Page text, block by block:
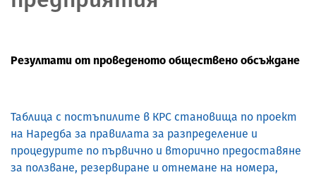
Резултати от проведеното обществено обсъждане
Таблица с постъпилите в КРС становища по проект
на Наредба за правилата за разпределение и
процедурите по първично и вторично предоставяне
за ползване, резервиране и отнемане на номера,